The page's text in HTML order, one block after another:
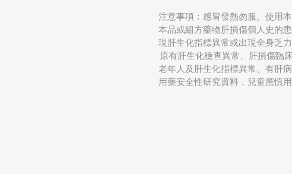
注意事項：感冒發熱勿服。使用
本品或組方藥物肝損傷個人史的
現肝生化指標異常或出現全身乏
原有肝生化檢查異常、肝損傷臨
老年人及肝生化指標異常、有肝
用藥安全性研究資料，兒童應慎